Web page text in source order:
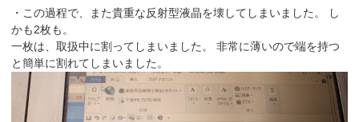
・この過程で、また貴重な反射型液晶を壊してしまいました。 し
かも2枚も。
一枚は、取扱中に割ってしまいました。 非常に薄いので端を持つ
と簡単に割れてしまいました。